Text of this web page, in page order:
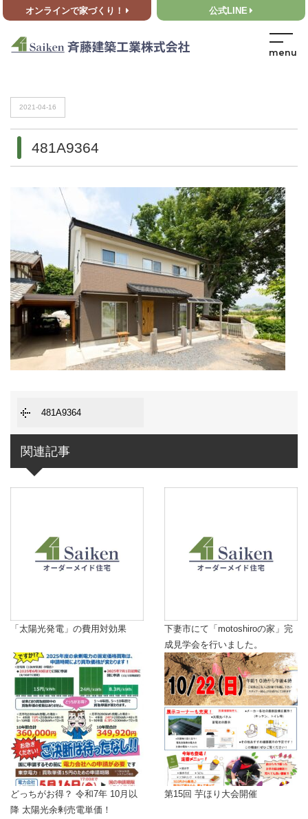
オンラインで家づくり！ 公式LINE
HOME>481A9364
2021-04-16
481A9364
481A9364
関連記事
「太陽光発電」の費用対効果
下妻市にて「motoshiroの家」完
成見学会を行いました。
どっちがお得？ 令和7年 10月以
降 太陽光余剰売電単価！
第15回 芋ほり大会開催